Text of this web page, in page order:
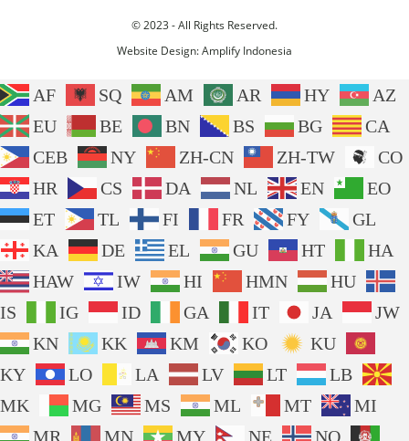
© 2023 - All Rights Reserved.
Website Design:Amplify Indonesia
AF SQ AM AR HY
AZ
EU
BE BN BS BG
CA
CEB
NY ZH-CN ZH-TW
CO
HR
CS DA NL EN
EO
ET
TL FI FR FY
GL
KA
DE EL GU HT
HA
HAW
IW HI HMN
HU
IS
IG ID GA IT JA
JW
KN
KK KM KO
KU
KY
LO LA LV LT
LB
MK
MG MS ML MT
MI
MR
MN MY NE NO